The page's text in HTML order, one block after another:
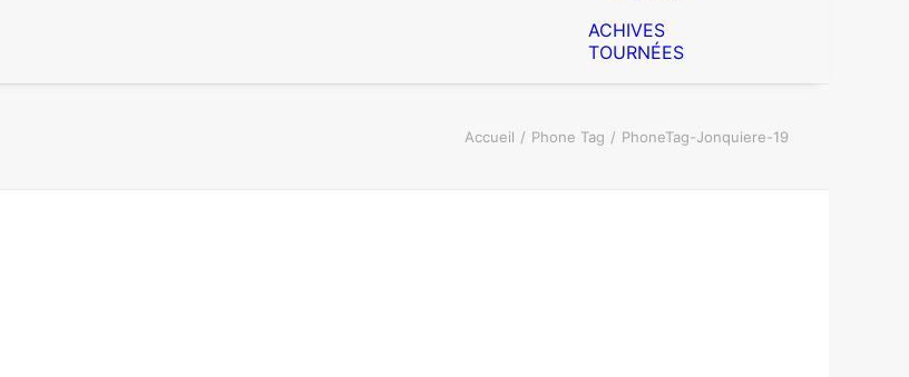
ACHIVES
TOURNÉES
Accueil Phone Tag PhoneTag-Jonquiere-19